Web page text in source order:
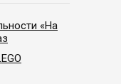
«На